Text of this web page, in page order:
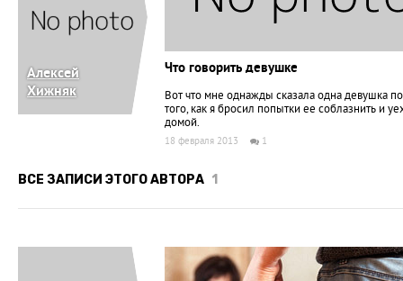
Алексей
Хижняк
Что говорить девушке
Вот что мне однажды сказала одна девушка
того, как я бросил попытки ее соблазнить и
домой.
18 февраля 2013 1
ВСЕ ЗАПИСИ ЭТОГО АВТОРА 1